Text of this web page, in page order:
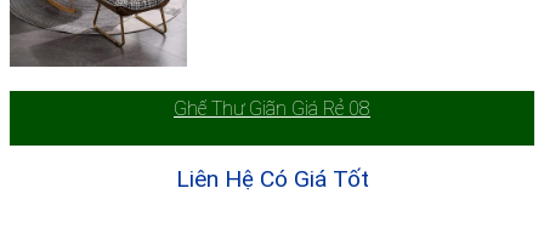
Ghế Thư Giãn Giá Rẻ 08
Liên Hệ Có Giá Tốt